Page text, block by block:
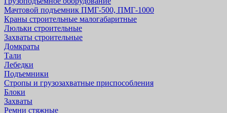
Мачтовой подъемник ПМГ-500, ПМГ-1000
Краны строительные малогабаритные
Люльки строительные
Захваты строительные
Домкраты
Тали
Лебедки
Подъемники
Стропы и грузозахватные приспособления
Блоки
Захваты
Ремни стяжные